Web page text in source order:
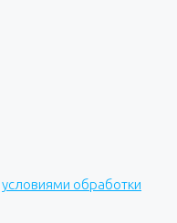
условиями обработки